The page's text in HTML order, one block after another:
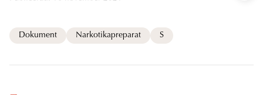
Dokument Narkotikapreparat S